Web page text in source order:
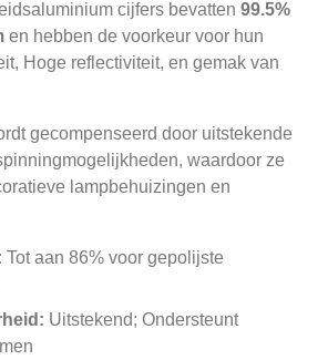
cijfers bevatten 99.5%
en hebben de voorkeur voor hun
Hoge reflectiviteit, en gemak van
gecompenseerd door uitstekende
waardoor ze
lampbehuizingen en
Tot aan 86% voor gepolijste
Uitstekend; Ondersteunt